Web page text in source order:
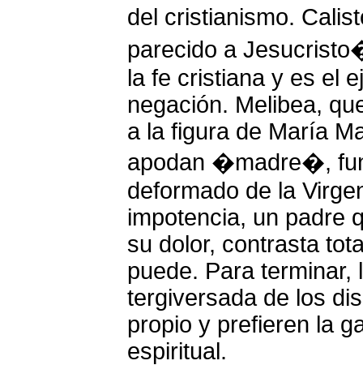
del cristianismo.
parecido a
la fe cristiana y es el
negación. Melibea,
a la figura de María
apodan �madre�,
deformado de la
impotencia, un padre
su dolor, contrasta
puede. Para
tergiversada de los
propio y prefieren la
espiritual.